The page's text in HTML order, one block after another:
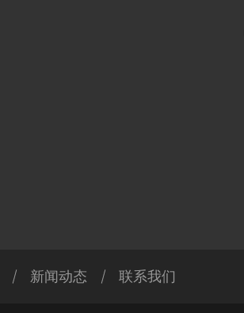
新闻动态 联系我们